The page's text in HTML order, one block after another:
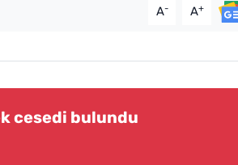
A- A+
cesedi bulundu